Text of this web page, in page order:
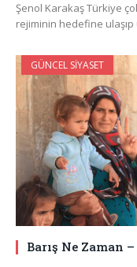
Şenol Karakaş Türkiye
rejiminin hedefine
GÜNCEL SIYASET
Barış Ne Zaman